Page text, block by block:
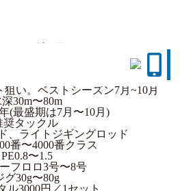
)（確認用）
まで可能 小物から大物、底物から
い。ベストシーズン7月~10月
30m〜80m
(最盛期は7月〜10月)
奨タックル
、ライトジギングロッド
番〜4000番クラス
PE0.8〜1.5
フロロ3号〜8号
グ30g〜80g